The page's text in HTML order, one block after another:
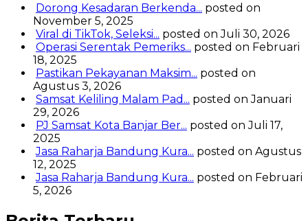
Dorong Kesadaran Berkenda... posted on
November 5, 2025
Viral di TikTok, Seleksi... posted on Juli 30, 2026
Operasi Serentak Pemeriks... posted on Februari
18, 2025
Pastikan Pekayanan Maksim... posted on
Agustus 3, 2026
Samsat Keliling Malam Pad... posted on Januari
29, 2026
PJ Samsat Kota Banjar Ber... posted on Juli 17,
2025
Jasa Raharja Bandung Kura... posted on Agustus
12, 2025
Jasa Raharja Bandung Kura... posted on Februari
5, 2026